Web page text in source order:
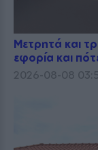
Μετρητά και
εφορία και
2026-08-08